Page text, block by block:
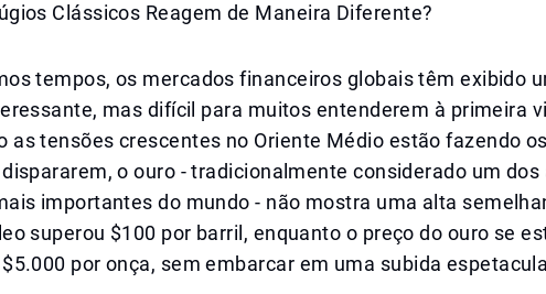
Clássicos Reagem de Maneira Diferente?
tempos, os mercados financeiros globais têm exibido
mas difícil para muitos entenderem à primeira
as tensões crescentes no Oriente Médio estão fazendo
o ouro - tradicionalmente considerado um dos
importantes do mundo - não mostra uma alta
superou $100 por barril, enquanto o preço do ouro se
por onça, sem embarcar em uma subida